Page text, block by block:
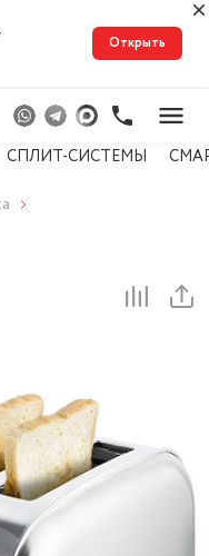
Открыть
СПЛИТ-СИСТЕМЫ